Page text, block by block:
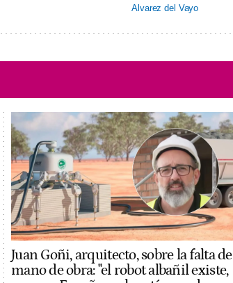
Alvarez del Vayo
Juan Goñi, arquitecto, sobre la falta de
mano de obra: "el robot albañil existe,